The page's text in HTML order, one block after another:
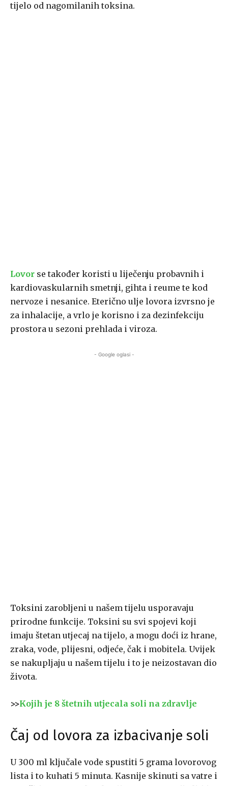
tijelo od nagomilanih toksina.
Lovor se također koristi u liječenju probavnih i
kardiovaskularnih smetnji, gihta i reume te kod
nervoze i nesanice. Eterično ulje lovora izvrsno je
za inhalacije, a vrlo je korisno i za dezinfekciju
prostora u sezoni prehlada i viroza.
- Google oglasi -
Toksini zarobljeni u našem tijelu usporavaju
prirodne funkcije. Toksini su svi spojevi koji
imaju štetan utjecaj na tijelo, a mogu doći iz hrane,
zraka, vode, plijesni, odjeće, čak i mobitela. Uvijek
se nakupljaju u našem tijelu i to je neizostavan dio
života.
>>Kojih je 8 štetnih utjecala soli na zdravlje
Čaj od lovora za izbacivanje soli
U 300 ml ključale vode spustiti 5 grama lovorovog
lista i to kuhati 5 minuta. Kasnije skinuti sa vatre i